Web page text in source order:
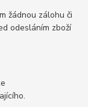
žádnou zálohu či
odesláním zboží